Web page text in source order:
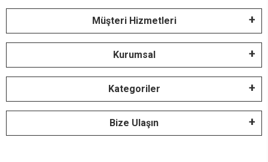
Müşteri Hizmetleri
Kurumsal
Kategoriler
Bize Ulaşın